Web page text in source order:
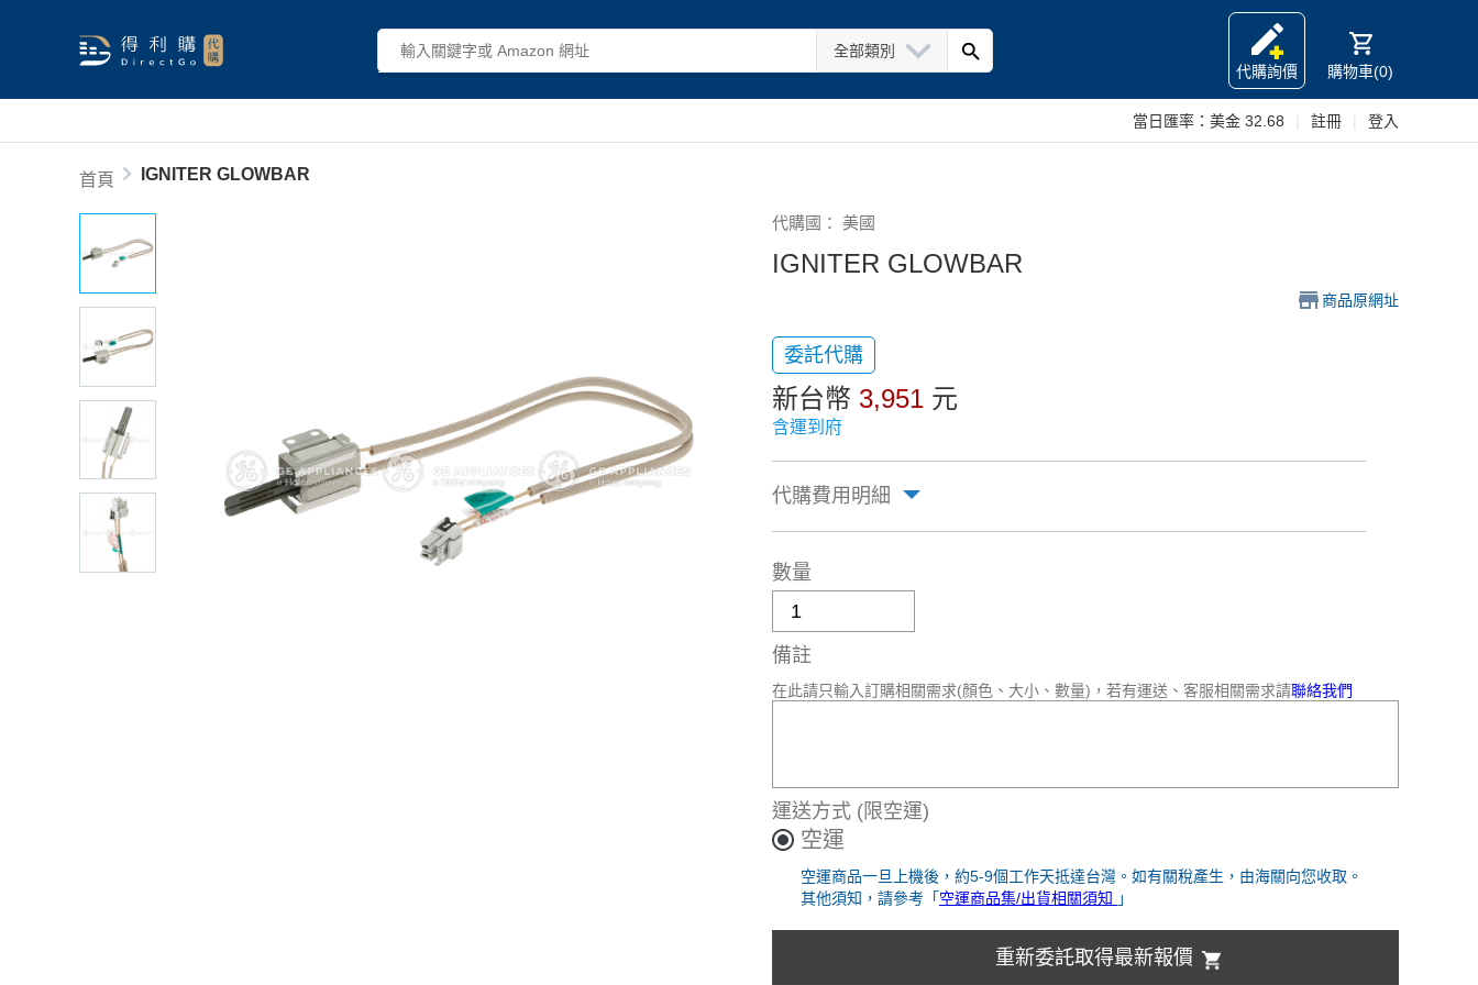
全部類別
代購詢價
購物車(0)
當日匯率： 美金 32.68 註冊 登入
首頁 IGNITER GLOWBAR
代購國： 美國
IGNITER GLOWBAR
商品原網址
委託代購
新台幣 3,951 元
含運到府
代購費用明細
數量
備註
在此請只輸入訂購相關需求(顏色、大小、數量)，若有運送、客服相關需求請聯絡我們
運送方式 (限空運)
空運
空運商品一旦上機後，約5-9個工作天抵達台灣。如有關稅產生，由海關向您收取。
其他須知，請參考「 空運商品集/出貨相關須知 」
重新委託取得最新報價